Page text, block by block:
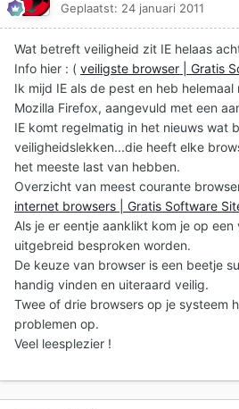
Geplaatst: 24 januari 2011
Wat betreft veiligheid zit IE helaas
Info hier : ( veiligste browser | Gratis
Ik mijd IE als de pest en heb
Mozilla Firefox, aangevuld met een
IE komt regelmatig in het nieuws wat
veiligheidslekken...die heeft elke
het meeste last van hebben.
Overzicht van meest courante
internet browsers | Gratis Software
Als je er eentje aanklikt kom je op
uitgebreid besproken worden.
De keuze van browser is een beetje
handig vinden en uiteraard veilig.
Twee of drie browsers op je systeem
problemen op.
Veel leesplezier !